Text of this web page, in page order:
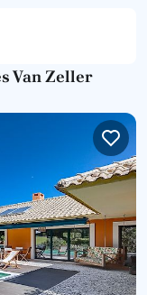
Van Zeller